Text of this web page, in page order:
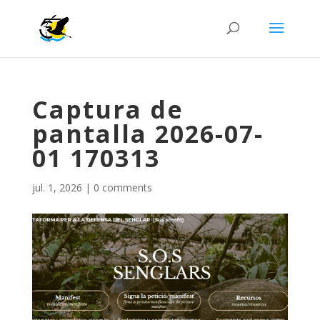
Captura de
pantalla 2026-07-
01 170313
jul. 1, 2026 | 0 comments